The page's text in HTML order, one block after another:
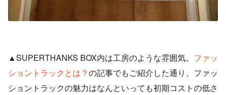
▲SUPERTHANKS BOX内は工房のような雰囲気。 ファッ
ショントラックとは？の記事でもご紹介した通り、ファッ
ショントラックの魅力はなんといっても初期コストの低さ